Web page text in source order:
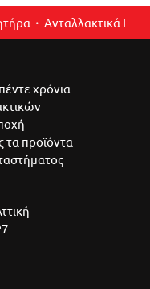
Ανταλλακτικά
χρόνια
τα προϊόντα